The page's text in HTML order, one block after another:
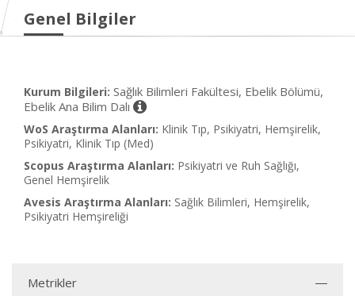
Genel Bilgiler
Kurum Bilgileri: Sağlık Bilimleri Fakültesi, Ebelik Bölümü,
Ebelik Ana Bilim Dalı
WoS Araştırma Alanları: Klinik Tıp, Psikiyatri, Hemşirelik,
Psikiyatri, Klinik Tıp (Med)
Scopus Araştırma Alanları: Psikiyatri ve Ruh Sağlığı,
Genel Hemşirelik
Avesis Araştırma Alanları: Sağlık Bilimleri, Hemşirelik,
Psikiyatri Hemşireliği
Metrikler